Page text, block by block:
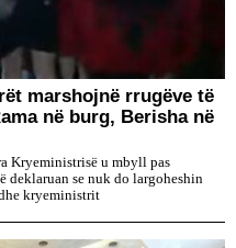
marshojnë rrugëve të
në burg, Berisha në
Kryeministrisë u mbyll pas
deklaruan se nuk do largoheshin
kryeministrit